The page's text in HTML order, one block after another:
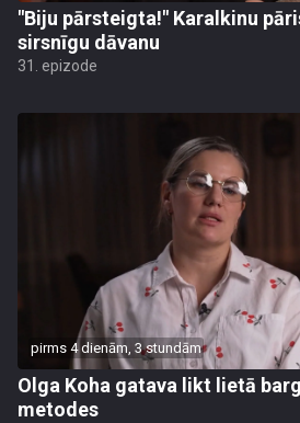
"Biju pārsteigta!" Karalkinu
sirsnīgu dāvanu
31. epizode
pirms 4 dienām, 3 stundām
Olga Koha gatava likt lietā
metodes